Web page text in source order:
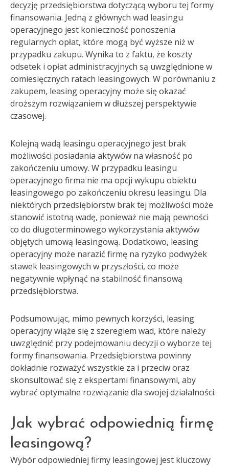
decyzję przedsiębiorstwa dotyczącą wyboru tej formy
finansowania. Jedną z głównych wad leasingu
operacyjnego jest konieczność ponoszenia
regularnych opłat, które mogą być wyższe niż w
przypadku zakupu. Wynika to z faktu, że koszty
odsetek i opłat administracyjnych są uwzględnione w
comiesięcznych ratach leasingowych. W porównaniu z
zakupem, leasing operacyjny może się okazać
droższym rozwiązaniem w dłuższej perspektywie
czasowej.
Kolejną wadą leasingu operacyjnego jest brak
możliwości posiadania aktywów na własność po
zakończeniu umowy. W przypadku leasingu
operacyjnego firma nie ma opcji wykupu obiektu
leasingowego po zakończeniu okresu leasingu. Dla
niektórych przedsiębiorstw brak tej możliwości może
stanowić istotną wadę, ponieważ nie mają pewności
co do długoterminowego wykorzystania aktywów
objętych umową leasingową. Dodatkowo, leasing
operacyjny może narazić firmę na ryzyko podwyżek
stawek leasingowych w przyszłości, co może
negatywnie wpłynąć na stabilność finansową
przedsiębiorstwa.
Podsumowując, mimo pewnych korzyści, leasing
operacyjny wiąże się z szeregiem wad, które należy
uwzględnić przy podejmowaniu decyzji o wyborze tej
formy finansowania. Przedsiębiorstwa powinny
dokładnie rozważyć wszystkie za i przeciw oraz
skonsultować się z ekspertami finansowymi, aby
wybrać optymalne rozwiązanie dla swojej działalności.
Jak wybrać odpowiednią firmę
leasingową?
Wybór odpowiedniej firmy leasingowej jest kluczowy